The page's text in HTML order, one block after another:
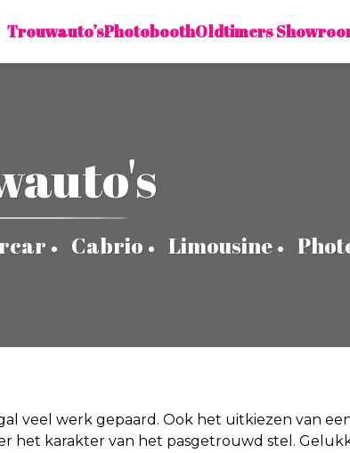
Trouwauto’sPhotoboothOldtimers
Cabrio Limousine
veel werk gepaard. Ook het uitkiezen van
het karakter van het pasgetrouwd stel.